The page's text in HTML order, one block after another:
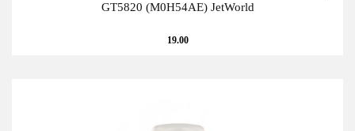
GT5820 (M0H54AE) JetWorld
19.00